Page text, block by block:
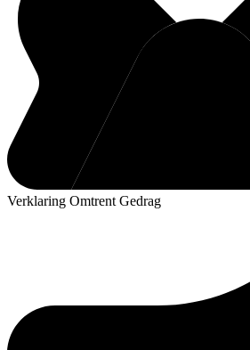
Verklaring Omtrent Gedrag